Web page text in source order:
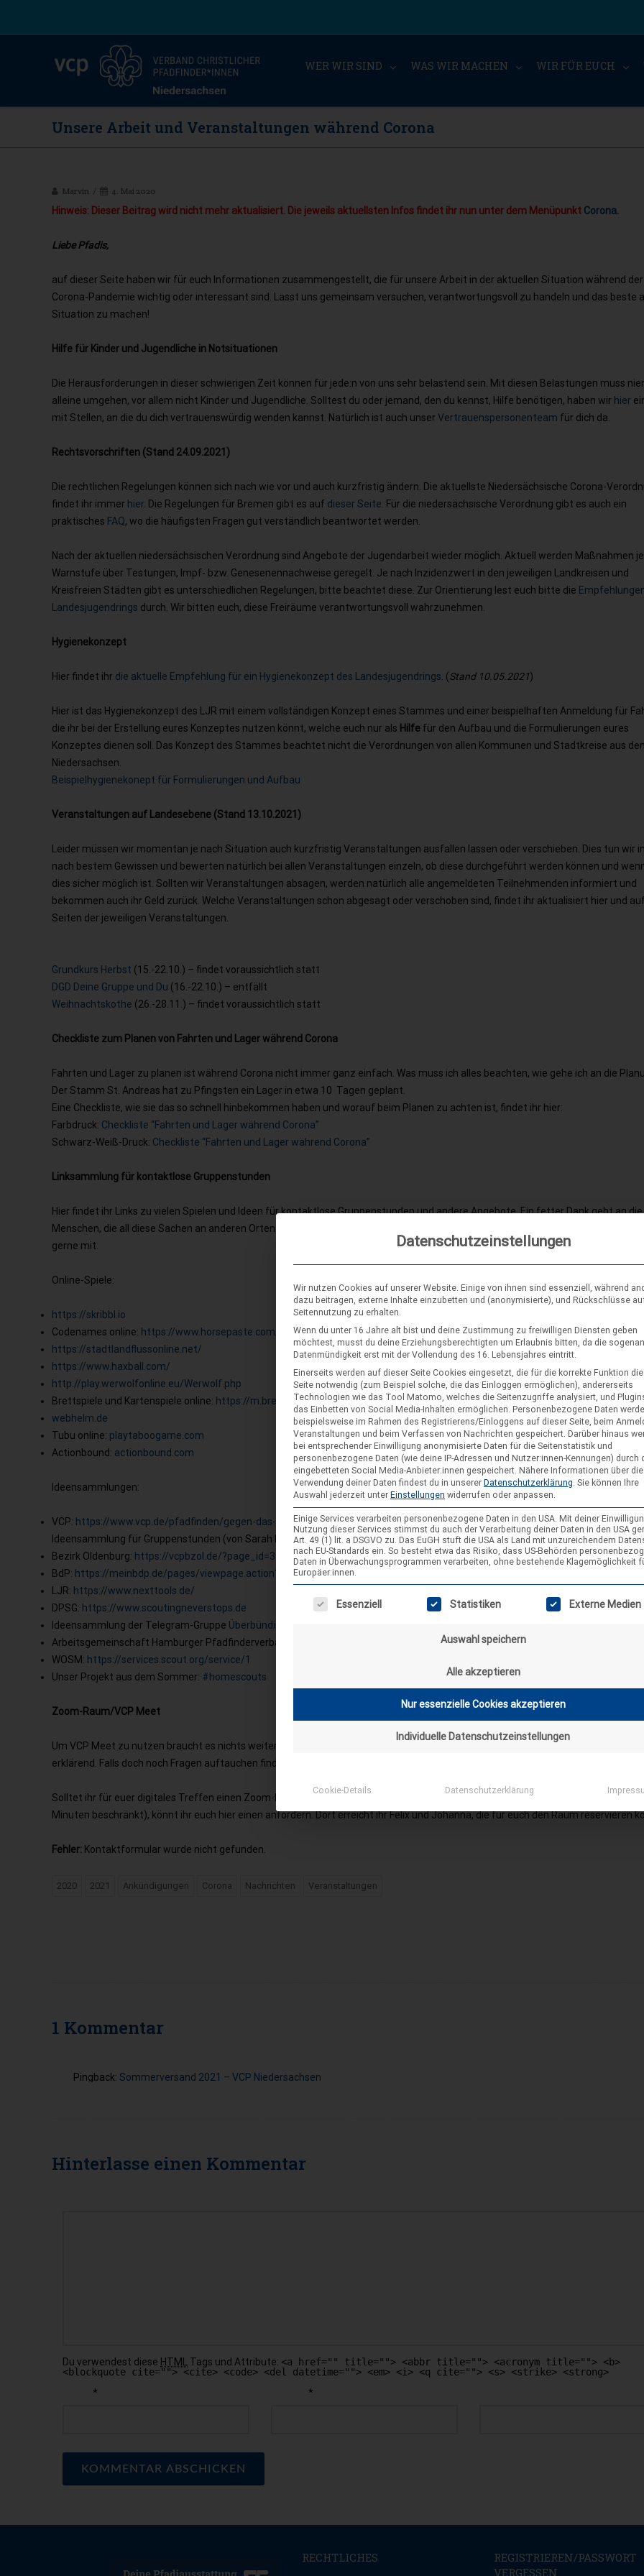
WER WIR SIND WAS WIR MACHEN WIR FÜR EUCH
Unsere Arbeit und Veranstaltungen während Corona
Marvin 4. Mai 2020
Hinweis: Dieser Beitrag wird nicht mehr aktualisiert. Die jeweils aktuellsten Infos findet ihr nun unter dem Menüpunkt Corona.
Liebe Pfadis,
auf dieser Seite haben wir für euch Informationen zusammengestellt, die für unsere Arbeit in der aktuellen Situation während der
Corona-Pandemie wichtig oder interessant sind. Lasst uns gemeinsam versuchen, verantwortungsvoll zu handeln und das beste
Situation zu machen!
Hilfe für Kinder und Jugendliche in Notsituationen
Die Herausforderungen in dieser schwierigen Zeit können für jede:n von uns sehr belastend sein. Mit diesen Belastungen muss
alleine umgehen, vor allem nicht Kinder und Jugendliche. Solltest du oder jemand, den du kennst, Hilfe benötigen, haben wir hier
mit Stellen, an die du dich vertrauenswürdig wenden kannst. Natürlich ist auch unser Vertrauenspersonenteam für dich da.
Rechtsvorschriften (Stand 24.09.2021)
Die rechtlichen Regelungen können sich nach wie vor und auch kurzfristig ändern. Die aktuellste Niedersächsische Corona-
findet ihr immer hier . Die Regelungen für Bremen gibt es auf dieser Seite . Für die niedersächsische Verordnung gibt es auch ein
praktisches FAQ, wo die häufigsten Fragen gut verständlich beantwortet werden.
Nach der aktuellen niedersächsischen Verordnung sind Angebote der Jugendarbeit wieder möglich. Aktuell werden Maßnahmen
Warnstufe über Testungen, Impf- bzw. Genesenennachweise geregelt. Je nach Inzidenzwert in den jeweiligen Landkreisen und
Kreisfreien Städten gibt es unterschiedlichen Regelungen, bitte beachtet diese. Zur Orientierung lest euch bitte die
Landesjugendrings durch. Wir bitten euch, diese Freiräume verantwortungsvoll wahrzunehmen.
Hygienekonzept
Hier findet ihr die aktuelle Empfehlung für ein Hygienekonzept des Landesjugendrings . (Stand 10.05.2021)
Hier ist das Hygienekonzept des LJR mit einem vollständigen Konzept eines Stammes und einer beispielhaften Anmeldung für
die ihr bei der Erstellung eures Konzeptes nutzen könnt, welche euch nur als Hilfe für den Aufbau und die Formulierungen eures
Konzeptes dienen soll. Das Konzept des Stammes beachtet nicht die Verordnungen von allen Kommunen und Stadtkreise aus
Niedersachsen.
Beispielhygienekonept für Formulierungen und Aufbau
Veranstaltungen auf Landesebene (Stand 13.10.2021)
Leider müssen wir momentan je nach Situation auch kurzfristig Veranstaltungen ausfallen lassen oder verschieben. Dies tun wir
nach bestem Gewissen und bewerten natürlich bei allen Veranstaltungen einzeln, ob diese durchgeführt werden können und
dies sicher möglich ist. Sollten wir Veranstaltungen absagen, werden natürlich alle angemeldeten Teilnehmenden informiert und
bekommen auch ihr Geld zurück. Welche Veranstaltungen schon abgesagt oder verschoben sind, findet ihr aktualisiert hier und
Seiten der jeweiligen Veranstaltungen.
Grundkurs Herbst (15.-22.10.) – findet voraussichtlich statt
DGD Deine Gruppe und Du (16.-22.10.) – entfällt
Weihnachtskothe (26.-28.11.) – findet voraussichtlich statt
Checkliste zum Planen von Fahrten und Lager während Corona
Fahrten und Lager zu planen ist während Corona nicht immer ganz einfach. Was muss ich alles beachten, wie gehe ich an die
Der Stamm St. Andreas hat zu Pfingsten ein Lager in etwa 10 Tagen geplant.
Eine Checkliste, wie sie das so schnell hinbekommen haben und worauf beim Planen zu achten ist, findet ihr hier:
Farbdruck: Checkliste “Fahrten und Lager während Corona”
Schwarz-Weiß-Druck: Checkliste “Fahrten und Lager während Corona”
Linksammlung für kontaktlose Gruppenstunden
Hier findet ihr Links zu vielen Spielen und Ideen für kontaktlose Gruppenstunden und andere Angebote. Ein fetter Dank geht an die
Menschen, die all diese Sachen an anderen Orten zusammengetragen haben! Falls Ihr selbst noch Ideen habt, dann teilt die uns
gerne mit.
Online-Spiele:
https://skribbl.io
Codenames online: https://www.horsepaste.com/
https://stadtlandflussonline.net/
https://www.haxball.com/
http://play.werwolfonline.eu/Werwolf.php
Brettspiele und Kartenspiele online: https://m.brettspielwelt.de/
webhelm.de
Tubu online: playtaboogame.com
Actionbound: actionbound.com
Ideensammlungen:
VCP: https://www.vcp.de/pfadfinden/gegen-das-virus/
Ideensammlung für Gruppenstunden (von Sarah Blödorn):Adventskalender
Bezirk Oldenburg: https://vcpbzol.de/?page_id=31
BdP: https://meinbdp.de/pages/viewpage.action?pageId=143458473
LJR: https://www.nexttools.de/
DPSG: https://www.scoutingneverstops.de
Ideensammlung der Telegram-Gruppe Überbündische Quarantänegruppenstunden
Arbeitsgemeinschaft Hamburger Pfadfinderverbände e.V.:
WOSM: https://services.scout.org/service/1
Unser Projekt aus dem Sommer: #homescouts
Zoom-Raum/VCP Meet
Um VCP Meet zu nutzen braucht es nichts weiter als ein Browser. Ihr geht einfach auf die Seite meet.vcp.de und der Rest ist selbst
erklärend. Falls doch noch Fragen auftauchen findet ihr
Solltet ihr für euer digitales Treffen einen Zoom-Raum benötigen (in der kostenlosen Version sind Meetings ab 3 Personen auf 40
Minuten beschränkt), könnt ihr euch hier einen anfordern. Dort erreicht ihr Felix und Johanna, die für euch den Raum reservieren
Fehler: Kontaktformular wurde nicht gefunden.
2020 2021 Ankündigungen Corona Nachrichten Veranstaltungen
1 Kommentar
Pingback: Sommerversand 2021 – VCP Niedersachsen
Hinterlasse einen Kommentar
Du verwendest diese HTML Tags und Attribute: <a href="" title=""> <abbr title=""> <acronym title=""> <b>
<blockquote cite=""> <cite> <code> <del datetime=""> <em> <i> <q cite=""> <s> <strike> <strong>
* *
RECHTLICHES
REGISTRIEREN/PASSWORT
VERGESSEN
Datenschutzeinstellungen
Wir nutzen Cookies auf unserer Website. Einige von ihnen sind essenziell, während
dazu beitragen, externe Inhalte einzubetten und (anonymisierte), und Rückschlüsse
Seitennutzung zu erhalten.
Wenn du unter 16 Jahre alt bist und deine Zustimmung zu freiwilligen Diensten geben
möchtest, musst du deine Erziehungsberechtigten um Erlaubnis bitten, da die
Datenmündigkeit erst mit der Vollendung des 16. Lebensjahres eintritt.
Einerseits werden auf dieser Seite Cookies eingesetzt, die für die korrekte Funktion
Seite notwendig (zum Beispiel solche, die das Einloggen ermöglichen), andererseits
Technologien wie das Tool Matomo, welches die Seitenzugriffe analysiert, und
das Einbetten von Social Media-Inhalten ermöglichen. Personenbezogene Daten
beispielsweise im Rahmen des Registrierens/Einloggens auf dieser Seite, beim
Veranstaltungen und beim Verfassen von Nachrichten gespeichert. Darüber hinaus
bei entsprechender Einwilligung anonymisierte Daten für die Seitenstatistik und
personenbezogene Daten (wie deine IP-Adressen und Nutzer:innen-Kennungen) durch
eingebetteten Social Media-Anbieter:innen gespeichert. Nähere Informationen über die
Verwendung deiner Daten findest du in unserer Datenschutzerklärung. Sie können Ihre
Auswahl jederzeit unter Einstellungen widerrufen oder anpassen.
Einige Services verarbeiten personenbezogene Daten in den USA. Mit deiner
Nutzung dieser Services stimmst du auch der Verarbeitung deiner Daten in den USA
Art. 49 (1) lit. a DSGVO zu. Das EuGH stuft die USA als Land mit unzureichendem
nach EU-Standards ein. So besteht etwa das Risiko, dass US-Behörden
Daten in Überwachungsprogrammen verarbeiten, ohne bestehende Klagemöglichkeit
Europäer:innen.
Es folgt eine Liste der Service-Gruppen, für die eine Einwilligung erteilt
Essenziell Statistiken Externe Medien
Auswahl speichern
Alle akzeptieren
Nur essenzielle Cookies akzeptieren
Individuelle Datenschutzeinstellungen
Cookie-Details Datenschutzerklärung